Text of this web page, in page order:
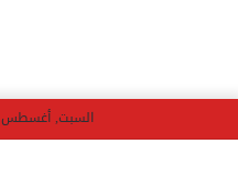
السبت, أغسطس 8 2026